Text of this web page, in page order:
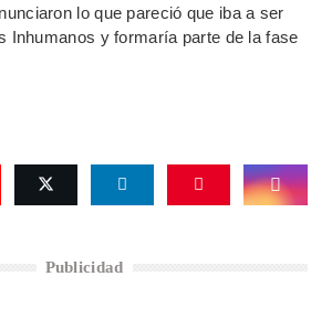
lo que pareció que iba a ser
Inhumanos y formaría parte de la fase
Publicidad